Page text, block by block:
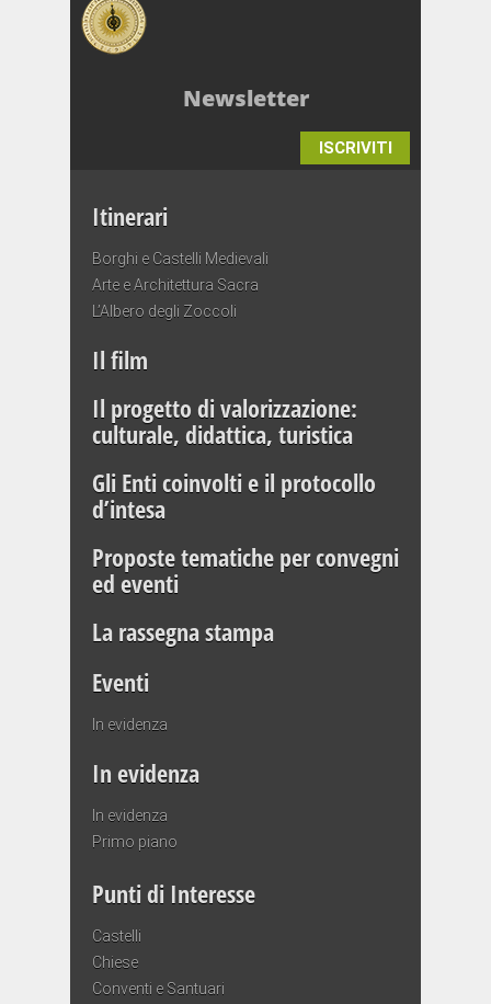
Newsletter
ISCRIVITI
Itinerari
Borghi e Castelli Medievali
Arte e Architettura Sacra
L’Albero degli Zoccoli
Il film
Il progetto di valorizzazione:
culturale, didattica, turistica
Gli Enti coinvolti e il protocollo
d’intesa
Proposte tematiche per convegni
ed eventi
La rassegna stampa
Eventi
In evidenza
In evidenza
In evidenza
Primo piano
Punti di Interesse
Castelli
Chiese
Conventi e Santuari